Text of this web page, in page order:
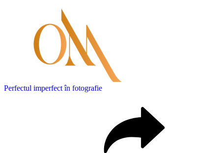
Perfectul imperfect în fotografie